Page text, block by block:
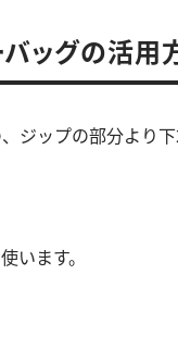
ッグの活用
ップの部分より
ます。